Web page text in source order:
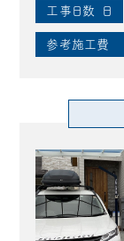
工事日数 日
参考施工費